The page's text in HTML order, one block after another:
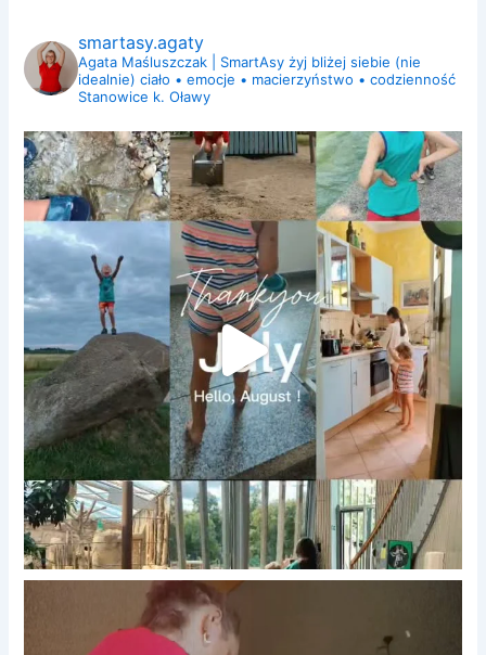
smartasy.agaty
Agata Maśluszczak | SmartAsy żyj bliżej siebie (nie
idealnie) ciało • emocje • macierzyństwo • codzienność
Stanowice k. Oławy